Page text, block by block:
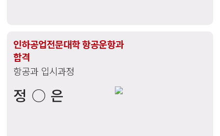
인하공업전문대학 항공운항과
합격
항공과 입시과정
정○은